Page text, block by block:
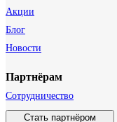
Акции
Блог
Новости
Партнёрам
Сотрудничество
Стать партнёром